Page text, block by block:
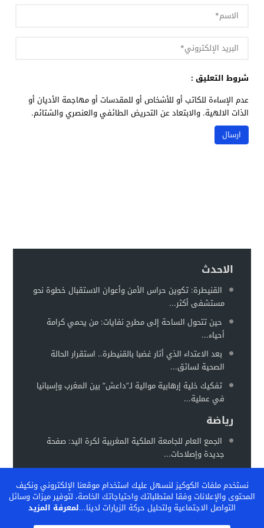
شروط التعليق :
عدم الإساءة للكاتب أو للأشخاص أو للمقدسات أو مهاجمة الأديان أو
الذات الالهية. والابتعاد عن التحريض الطائفي والعنصري والشتائم.
الاحدث
القنيطرة: تكوين حراس الأمن وأعوان الاستقبال خطوة نحو
مستشفى أكثر...
حين تتحول الساحة إلى مطرح نفايات: من يحمي كرامة
أحياء...
بعد الاعتداء الذي أثار غضبا بالقنيطرة.. استقرار الحالة
الصحية لسائق...
تفكيك خلية إرهابية موالية لـ”داعش” بين المغرب وإسبانيا
في عملية...
رياضة
الجمع العام للجامعة الملكية المغربية لكرة اليد: صفحة
جديدة وإصلاحات...
جديد خلال...
الفيفا تشيد بالنموذج المغربي لتكوين المواهب… والمغرب
نستخدم ملفات الكوكيز لنسهل عليك استخدام موقعنا الإلكتروني ونكيف
المحتوى والإعلانات وفقا لمتطلباتك واحتياجاتك الخاصة، لتوفير ميزات وسائل
التواصل الاجتماعية ولتحليل حركة الزيارات لدينا...لمعرفة المزيد